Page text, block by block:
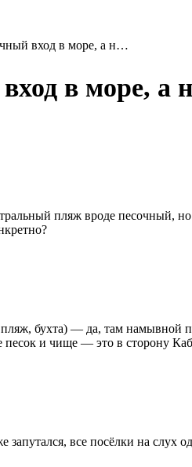
вход в море, а н…
в море, а
пляж вроде песочный,
бухта) — да, там намывной
песок и чище — это в сторону
все посёлки на слух